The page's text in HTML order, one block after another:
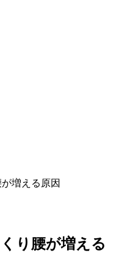
増える原因
り腰が増える